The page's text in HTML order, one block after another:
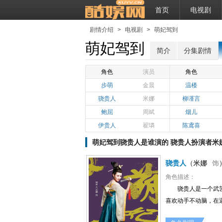
首页 电视剧
剧情介绍 > 电视剧 > 萌妃驾到
萌妃驾到 简介 分集剧情
角色 演员
角色
步萌
金晨
温楼
骁贵人
米娜
柳谨言
鲍屈
周斌
烟儿
伊贵人
翟璘 陈鸢喜
萌妃驾到骁贵人是谁演的 骁贵人扮演者米
骁贵人 （米娜 饰
角色描述：
骁贵人是一个武
喜欢动手不动脑，在